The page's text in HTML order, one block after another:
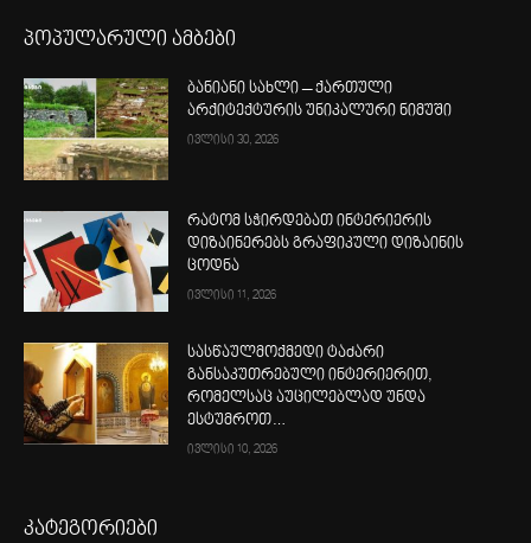
პოპულარული ამბები
ბანიანი სახლი – ქართული
არქიტექტურის უნიკალური ნიმუში
ივლისი 30, 2026
რატომ სჭირდებათ ინტერიერის
დიზაინერებს გრაფიკული დიზაინის
ცოდნა
ივლისი 11, 2026
სასწაულმოქმედი ტაძარი
განსაკუთრებული ინტერიერით,
რომელსაც აუცილებლად უნდა
ესტუმროთ…
ივლისი 10, 2026
კატეგორიები